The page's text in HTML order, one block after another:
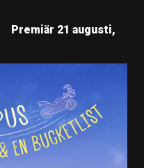
Premiär 21 augusti,